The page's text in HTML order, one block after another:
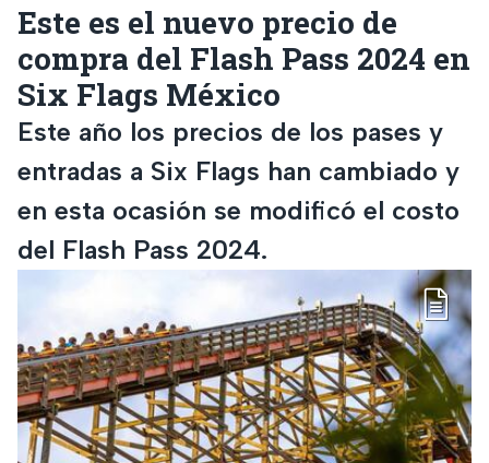
Este es el nuevo precio de
compra del Flash Pass 2024 en
Six Flags México
Este año los precios de los pases y
entradas a Six Flags han cambiado y
en esta ocasión se modificó el costo
del Flash Pass 2024.